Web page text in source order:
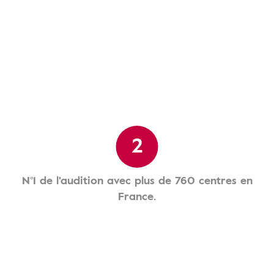
2
N°1 de l'audition avec plus de 760 centres en
France.